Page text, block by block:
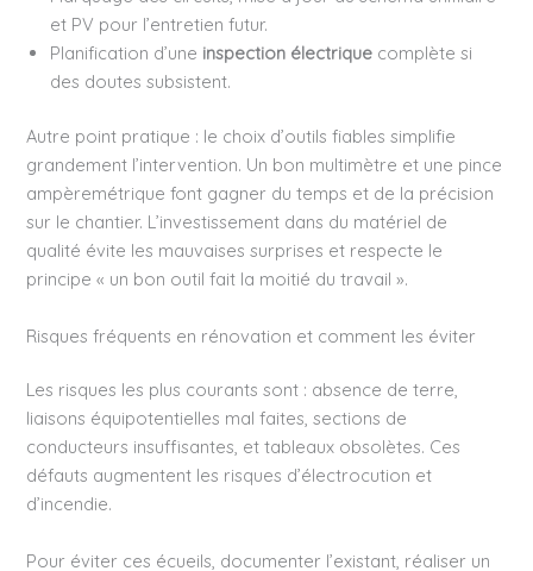
et PV pour l’entretien futur.
Planification d’une inspection électrique complète si
des doutes subsistent.
Autre point pratique : le choix d’outils fiables simplifie
grandement l’intervention. Un bon multimètre et une pince
ampèremétrique font gagner du temps et de la précision
sur le chantier. L’investissement dans du matériel de
qualité évite les mauvaises surprises et respecte le
principe « un bon outil fait la moitié du travail ».
Risques fréquents en rénovation et comment les éviter
Les risques les plus courants sont : absence de terre,
liaisons équipotentielles mal faites, sections de
conducteurs insuffisantes, et tableaux obsolètes. Ces
défauts augmentent les risques d’électrocution et
d’incendie.
Pour éviter ces écueils, documenter l’existant, réaliser un